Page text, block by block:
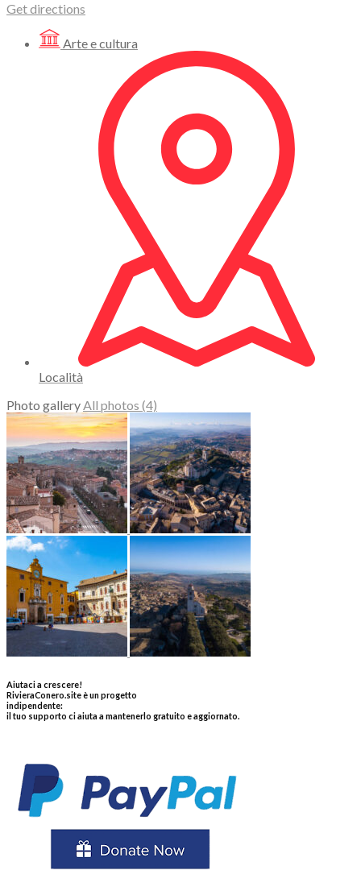
Get directions
Arte e cultura
Località
Photo galleryAll photos (4)
Aiutaci a crescere!
RivieraConero.site è un progetto
indipendente:
il tuo supporto ci aiuta a mantenerlo gratuito e aggiornato.